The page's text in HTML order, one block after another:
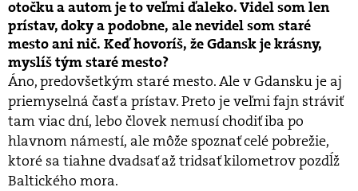
otočku a autom je to veľmi ďaleko. Videl som len
prístav, doky a podobne, ale nevidel som staré
mesto ani nič. Keď hovoríš, že Gdansk je krásny,
myslíš tým staré mesto?
Áno, predovšetkým staré mesto. Ale v Gdansku je aj
priemyselná časť a prístav. Preto je veľmi fajn stráviť
tam viac dní, lebo človek nemusí chodiť iba po
hlavnom námestí, ale môže spoznať celé pobrežie,
ktoré sa tiahne dvadsať až tridsať kilometrov pozdĺž
Baltického mora.